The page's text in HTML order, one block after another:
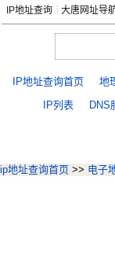
大唐网址导
IP地址查询
IP地址查询首页 地
IP列表
DNS
ip地址查询首页 >> 电子